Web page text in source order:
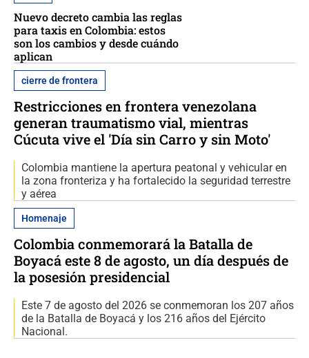
Nuevo decreto cambia las reglas
para taxis en Colombia: estos
son los cambios y desde cuándo
aplican
cierre de frontera
Restricciones en frontera venezolana
generan traumatismo vial, mientras
Cúcuta vive el 'Día sin Carro y sin Moto'
Colombia mantiene la apertura peatonal y vehicular en
la zona fronteriza y ha fortalecido la seguridad terrestre
y aérea
Homenaje
Colombia conmemorará la Batalla de
Boyacá este 8 de agosto, un día después de
la posesión presidencial
Este 7 de agosto del 2026 se conmemoran los 207 años
de la Batalla de Boyacá y los 216 años del Ejército
Nacional.